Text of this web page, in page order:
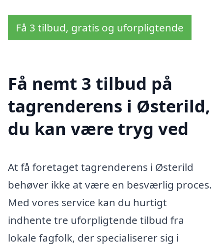
Få 3 tilbud, gratis og uforpligtende
Få nemt 3 tilbud på
tagrenderens i Østerild,
du kan være tryg ved
At få foretaget tagrenderens i Østerild
behøver ikke at være en besværlig proces.
Med vores service kan du hurtigt
indhente tre uforpligtende tilbud fra
lokale fagfolk, der specialiserer sig i